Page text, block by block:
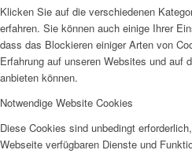
Klicken Sie auf die verschiedenen
erfahren. Sie können auch einige Ihrer
dass das Blockieren einiger Arten von
Erfahrung auf unseren Websites und auf
anbieten können.
Notwendige Website Cookies
Diese Cookies sind unbedingt
Webseite verfügbaren Dienste und